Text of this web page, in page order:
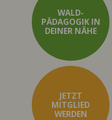
WALD-
PÄDAGOGIK IN
DEINER NÄHE
JETZT
MITGLIED
WERDEN